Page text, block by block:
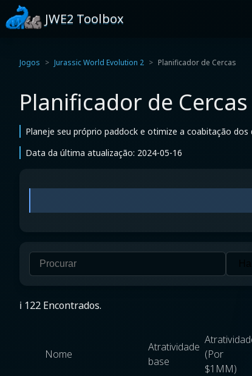
JWE2 Toolbox
Jogos Jurassic World Evolution 2 Planificador de Cercas
Planificador de Cercas
Planeje seu próprio paddock e otimize a coabitação dos
Data da última atualização: 2024-05-16
ℹ️ 122 Encontrados.
Nome
Atratividade
base
(Por
$1MM)